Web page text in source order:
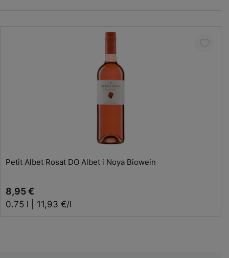
Petit Albet Rosat DO Albet i Noya Biowein
8,95 €
0.75 l | 11,93 €/l